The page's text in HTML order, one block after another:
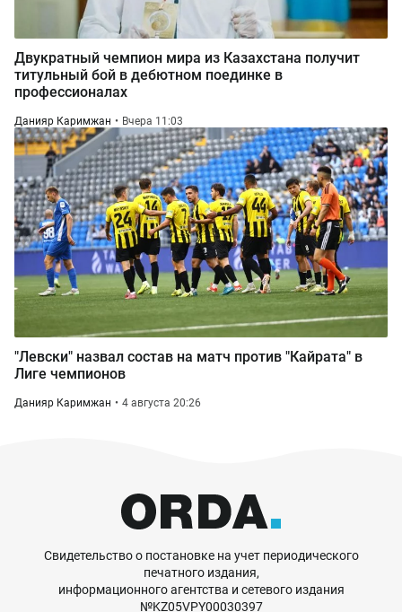
Двукратный чемпион мира из Казахстана получит
титульный бой в дебютном поединке в
профессионалах
Данияр Каримжан Вчера 11:03
"Левски" назвал состав на матч против "Кайрата" в
Лиге чемпионов
Данияр Каримжан 4 августа 20:26
Свидетельство о постановке на учет периодического
печатного издания,
информационного агентства и сетевого издания
№KZ05VPY00030397